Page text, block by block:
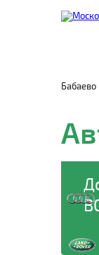
Бабаево